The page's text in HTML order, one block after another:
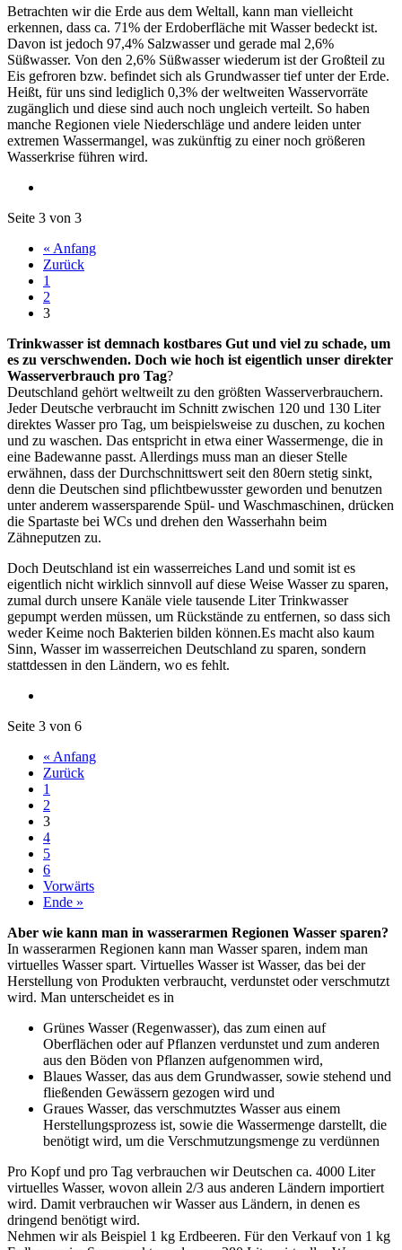
Betrachten wir die Erde aus dem Weltall, kann man vielleicht
erkennen, dass ca. 71% der Erdoberfläche mit Wasser bedeckt ist.
Davon ist jedoch 97,4% Salzwasser und gerade mal 2,6%
Süßwasser. Von den 2,6% Süßwasser wiederum ist der Großteil zu
Eis gefroren bzw. befindet sich als Grundwasser tief unter der Erde.
Heißt, für uns sind lediglich 0,3% der weltweiten Wasservorräte
zugänglich und diese sind auch noch ungleich verteilt. So haben
manche Regionen viele Niederschläge und andere leiden unter
extremen Wassermangel, was zukünftig zu einer noch größeren
Wasserkrise führen wird.
Seite 3 von 3
« Anfang
Zurück
1
2
3
Trinkwasser ist demnach kostbares Gut und viel zu schade, um
es zu verschwenden. Doch wie hoch ist eigentlich unser direkter
Wasserverbrauch pro Tag?
Deutschland gehört weltweilt zu den größten Wasserverbrauchern.
Jeder Deutsche verbraucht im Schnitt zwischen 120 und 130 Liter
direktes Wasser pro Tag, um beispielsweise zu duschen, zu kochen
und zu waschen. Das entspricht in etwa einer Wassermenge, die in
eine Badewanne passt. Allerdings muss man an dieser Stelle
erwähnen, dass der Durchschnittswert seit den 80ern stetig sinkt,
denn die Deutschen sind pflichtbewusster geworden und benutzen
unter anderem wassersparende Spül- und Waschmaschinen, drücken
die Spartaste bei WCs und drehen den Wasserhahn beim
Zähneputzen zu.
Doch Deutschland ist ein wasserreiches Land und somit ist es
eigentlich nicht wirklich sinnvoll auf diese Weise Wasser zu sparen,
zumal durch unsere Kanäle viele tausende Liter Trinkwasser
gepumpt werden müssen, um Rückstände zu entfernen, so dass sich
weder Keime noch Bakterien bilden können.Es macht also kaum
Sinn, Wasser im wasserreichen Deutschland zu sparen, sondern
stattdessen in den Ländern, wo es fehlt.
Seite 3 von 6
« Anfang
Zurück
1
2
3
4
5
6
Vorwärts
Ende »
Aber wie kann man in wasserarmen Regionen Wasser sparen?
In wasserarmen Regionen kann man Wasser sparen, indem man
virtuelles Wasser spart. Virtuelles Wasser ist Wasser, das bei der
Herstellung von Produkten verbraucht, verdunstet oder verschmutzt
wird. Man unterscheidet es in
Grünes Wasser (Regenwasser), das zum einen auf
Oberflächen oder auf Pflanzen verdunstet und zum anderen
aus den Böden von Pflanzen aufgenommen wird,
Blaues Wasser, das aus dem Grundwasser, sowie stehend und
fließenden Gewässern gezogen wird und
Graues Wasser, das verschmutztes Wasser aus einem
Herstellungsprozess ist, sowie die Wassermenge darstellt, die
benötigt wird, um die Verschmutzungsmenge zu verdünnen
Pro Kopf und pro Tag verbrauchen wir Deutschen ca. 4000 Liter
virtuelles Wasser, wovon allein 2/3 aus anderen Ländern importiert
wird. Damit verbrauchen wir Wasser aus Ländern, in denen es
dringend benötigt wird.
Nehmen wir als Beispiel 1 kg Erdbeeren. Für den Verkauf von 1 kg